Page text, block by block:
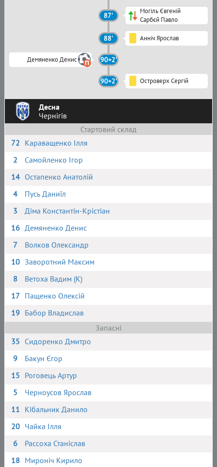
Десна
Чернігів
Стартовий склад
72 Караващенко Ілля
2
Самойленко Ігор
14 Остапенко Анатолій
4
Пусь Даниїл
3
Діма Константін-Крістіан
16 Демяненко Денис
7
Волков Олександр
10 Заворотний Максим
8
Ветоха Вадим (К)
17 Пащенко Олексій
19 Бабор Владислав
Запасні
35 Сидоренко Дмитро
9
Бакун Єгор
15 Роговець Артур
5
Черноусов Ярослав
11 Кібальник Данило
20 Чайка Ілля
6
Рассоха Станіслав
18 Мироніч Кирило
87'
Могіль Євгеній
Сарбєй Павло
88' Анніч Ярослав
Демяненко Денис 90+2'
90+2' Островерх Сергій